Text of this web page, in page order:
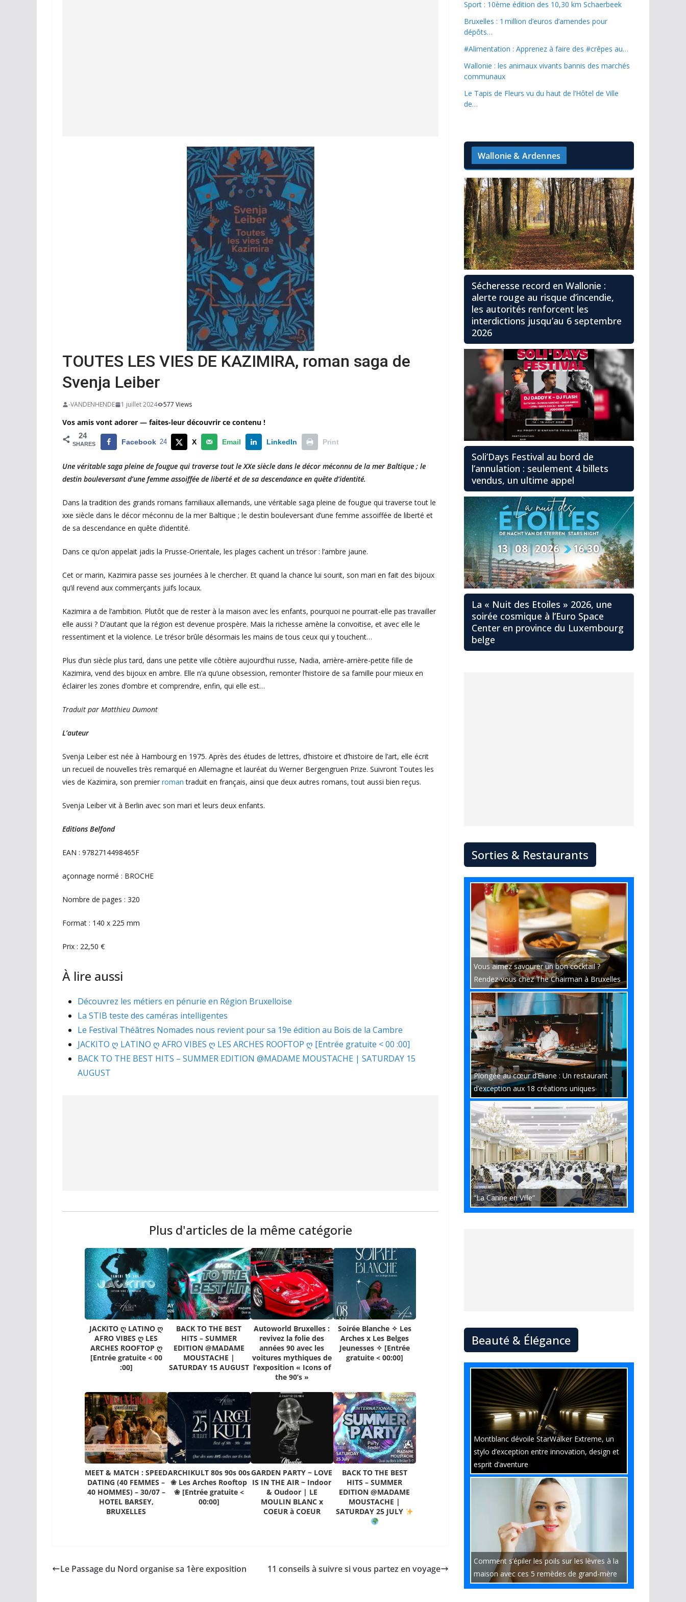
TOUTES LES VIES DE KAZIMIRA, roman saga de
Svenja Leiber
-VANDENHENDE 1 juillet 2024 577 Views
Vos amis vont adorer — faites-leur découvrir ce contenu !
24
SHARES Facebook 24 X Email LinkedIn Print
Une véritable saga pleine de fougue qui traverse tout le XXe siècle dans le décor méconnu de la mer Baltique ; le
destin bouleversant d’une femme assoiffée de liberté et de sa descendance en quête d’identité.
Dans la tradition des grands romans familiaux allemands, une véritable saga pleine de fougue qui traverse tout le
xxe siècle dans le décor méconnu de la mer Baltique ; le destin bouleversant d’une femme assoiffée de liberté et
de sa descendance en quête d’identité.
Dans ce qu’on appelait jadis la Prusse-Orientale, les plages cachent un trésor : l’ambre jaune.
Cet or marin, Kazimira passe ses journées à le chercher. Et quand la chance lui sourit, son mari en fait des bijoux
qu’il revend aux commerçants juifs locaux.
Kazimira a de l’ambition. Plutôt que de rester à la maison avec les enfants, pourquoi ne pourrait-elle pas travailler
elle aussi ? D’autant que la région est devenue prospère. Mais la richesse amène la convoitise, et avec elle le
ressentiment et la violence. Le trésor brûle désormais les mains de tous ceux qui y touchent…
Plus d’un siècle plus tard, dans une petite ville côtière aujourd’hui russe, Nadia, arrière-arrière-petite fille de
Kazimira, vend des bijoux en ambre. Elle n’a qu’une obsession, remonter l’histoire de sa famille pour mieux en
éclairer les zones d’ombre et comprendre, enfin, qui elle est…
Traduit par Matthieu Dumont
L’auteur
Svenja Leiber est née à Hambourg en 1975. Après des études de lettres, d’histoire et d’histoire de l’art, elle écrit
un recueil de nouvelles très remarqué en Allemagne et lauréat du Werner Bergengruen Prize. Suivront Toutes les
vies de Kazimira, son premier roman traduit en français, ainsi que deux autres romans, tout aussi bien reçus.
Svenja Leiber vit à Berlin avec son mari et leurs deux enfants.
Editions Belfond
EAN : 9782714498465F
açonnage normé : BROCHE
Nombre de pages : 320
Format : 140 x 225 mm
Prix : 22,50 €
À lire aussi
Découvrez les métiers en pénurie en Région Bruxelloise
La STIB teste des caméras intelligentes
Le Festival Théâtres Nomades nous revient pour sa 19e édition au Bois de la Cambre
JACKITO ღ LATINO ღ AFRO VIBES ღ LES ARCHES ROOFTOP ღ [Entrée gratuite < 00 :00]
BACK TO THE BEST HITS – SUMMER EDITION @MADAME MOUSTACHE | SATURDAY 15
AUGUST
Plus d'articles de la même catégorie
JACKITO ღ LATINO ღ
AFRO VIBES ღ LES
ARCHES ROOFTOP ღ
[Entrée gratuite < 00
:00]
BACK TO THE BEST
HITS – SUMMER
EDITION @MADAME
MOUSTACHE |
SATURDAY 15 AUGUST
Autoworld Bruxelles :
revivez la folie des
années 90 avec les
voitures mythiques de
l’exposition « Icons of
the 90’s »
Soirée Blanche ✧ Les
Arches x Les Belges
Jeunesses ✧ [Entrée
gratuite < 00:00]
MEET & MATCH : SPEED
DATING (40 FEMMES –
40 HOMMES) – 30/07 –
HOTEL BARSEY,
BRUXELLES
ARCHIKULT 80s 90s 00s
❀ Les Arches Rooftop
❀ [Entrée gratuite <
00:00]
GARDEN PARTY ~ LOVE
IS IN THE AIR ~ Indoor
& Oudoor | LE
MOULIN BLANC x
COEUR à COEUR
BACK TO THE BEST
HITS – SUMMER
EDITION @MADAME
MOUSTACHE |
SATURDAY 25 JULY
Le Passage du Nord organise sa 1ère exposition 11 conseils à suivre si vous partez en voyage
Sport : 10ème édition des 10,30 km Schaerbeek
Bruxelles : 1 million d’euros d’amendes pour
dépôts…
#Alimentation : Apprenez à faire des #crêpes au…
Wallonie : les animaux vivants bannis des marchés
communaux
Le Tapis de Fleurs vu du haut de l’Hôtel de Ville
de…
Wallonie & Ardennes
Sécheresse record en Wallonie :
alerte rouge au risque d’incendie,
les autorités renforcent les
interdictions jusqu’au 6 septembre
2026
Soli’Days Festival au bord de
l’annulation : seulement 4 billets
vendus, un ultime appel
La « Nuit des Etoiles » 2026, une
soirée cosmique à l’Euro Space
Center en province du Luxembourg
belge
Sorties & Restaurants
Vous aimez savourer un bon cocktail ?
Rendez-vous chez The Chairman à Bruxelles
Plongée au cœur d’Eliane : Un restaurant
d’exception aux 18 créations uniques
“La Canne en Ville”
Beauté & Élégance
Montblanc dévoile StarWalker Extreme, un
stylo d’exception entre innovation, design et
esprit d’aventure
Comment s’épiler les poils sur les lèvres à la
maison avec ces 5 remèdes de grand-mère